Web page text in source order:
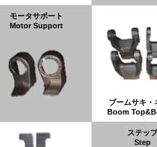
モータサポート
Motor Support
ブームサキ・
Boom
ステップ
Step